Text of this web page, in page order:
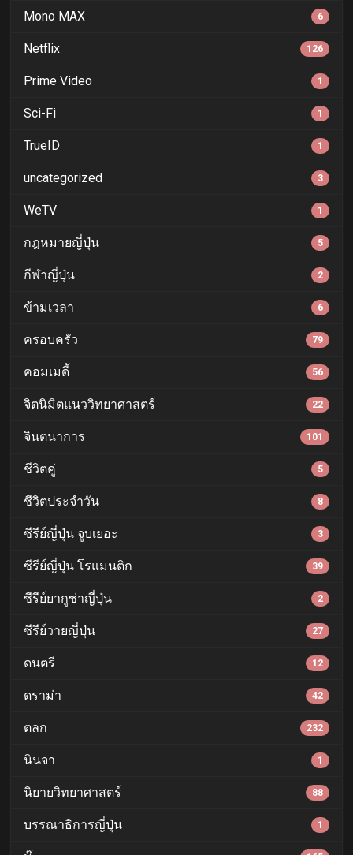
Mono MAX 6
Netflix 126
Prime Video 1
Sci-Fi 1
TrueID 1
uncategorized 3
WeTV 1
กฎหมายญี่ปุ่น 5
กีฬาญี่ปุ่น 2
ข้ามเวลา 6
ครอบครัว 79
คอมเมดี้ 56
จิตนิมิตแนววิทยาศาสตร์ 22
จินตนาการ 101
ชีวิตคู่ 5
ชีวิตประจำวัน 8
ซีรีย์ญี่ปุ่น จูบเยอะ 3
ซีรีย์ญี่ปุ่น โรแมนติก 39
ซีรีย์ยากูซ่าญี่ปุ่น 2
ซีรีย์วายญี่ปุ่น 27
ดนตรี 12
ดราม่า 42
ตลก 232
นินจา 1
นิยายวิทยาศาสตร์ 88
บรรณาธิการญี่ปุ่น 1